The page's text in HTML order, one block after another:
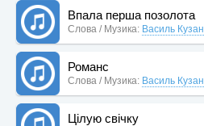
Впала перша позолота
Слова / Музика: Василь Кузан
Романс
Слова / Музика: Василь Кузан
Цілую свічку